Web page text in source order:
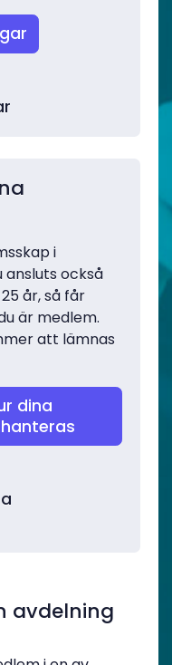
i
ansluts också
år, så får
är medlem.
att lämnas
dina
avdelning